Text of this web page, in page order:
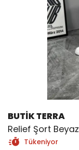
BUTİK TERRA
Relief Şort Beyaz
Tükeniyor